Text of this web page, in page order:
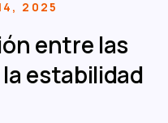
2025
entre las
estabilidad